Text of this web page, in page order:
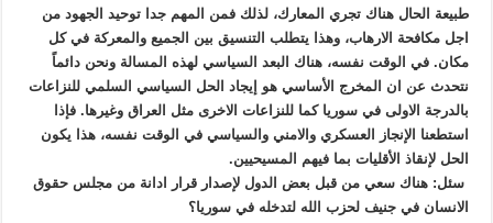
طبيعة الحال هناك تجري المعارك، لذلك فمن المهم جدا توحيد الجهود من
اجل مكافحة الارهاب، وهذا يتطلب التنسيق بين الجميع والمعركة في كل
مكان. في الوقت نفسه، هناك البعد السياسي لهذه المسالة ونحن دائماً
نتحدث عن ان المخرج الأساسي هو إيجاد الحل السياسي السلمي للنزاعات
بالدرجة الاولى في سوريا كما للنزاعات الاخرى مثل العراق وغيرها. فإذا
استطعنا الإنجاز العسكري والامني والسياسي في الوقت نفسه، هذا يكون
الحل لإنقاذ الأقليات بما فيهم المسيحيين.
سئل: هناك سعي من قبل بعض الدول لإصدار قرار ادانة من مجلس حقوق
الانسان في جنيف لحزب الله لتدخله في سوريا؟